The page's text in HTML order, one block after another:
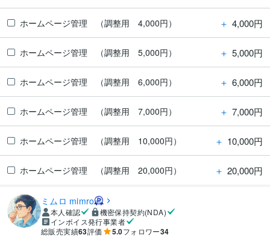
ホームページ管理 （調整用 4,000円） ＋ 4,000円
ホームページ管理 （調整用 5,000円） ＋ 5,000円
ホームページ管理 （調整用 6,000円） ＋ 6,000円
ホームページ管理 （調整用 7,000円） ＋ 7,000円
ホームページ管理 （調整用 10,000円） ＋ 10,000円
ホームページ管理 （調整用 20,000円） ＋ 20,000円
ミムロ mimro
本人確認
機密保持契約(NDA)
インボイス発行事業者
総販売実績63評価 5.0フォロワー34